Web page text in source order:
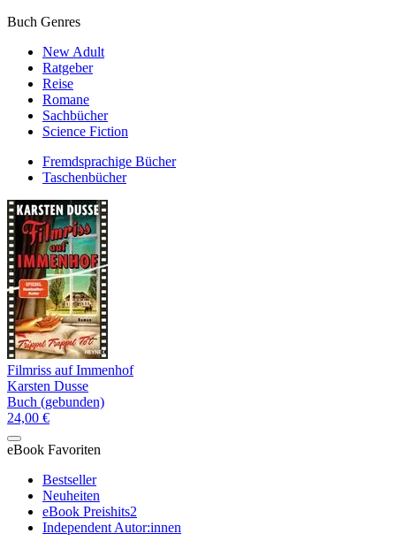
Buch Genres
New Adult
Ratgeber
Reise
Romane
Sachbücher
Science Fiction
Fremdsprachige Bücher
Taschenbücher
Filmriss auf Immenhof
Karsten Dusse
Buch (gebunden)
24,00 €
eBook Favoriten
Bestseller
Neuheiten
eBook Preishits2
Independent Autor:innen